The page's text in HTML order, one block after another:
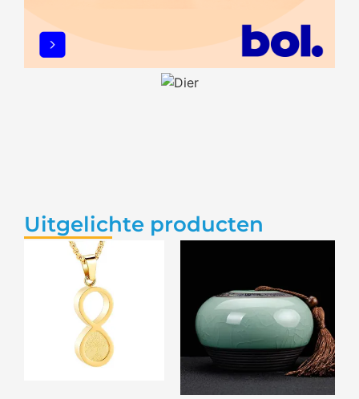
Uitgelichte producten